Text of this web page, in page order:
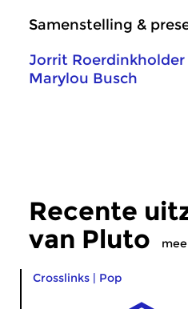
Samenstelling &
Jorrit Roerdinkholder
Marylou Busch
Recente
van Pluto
Crosslinks Pop